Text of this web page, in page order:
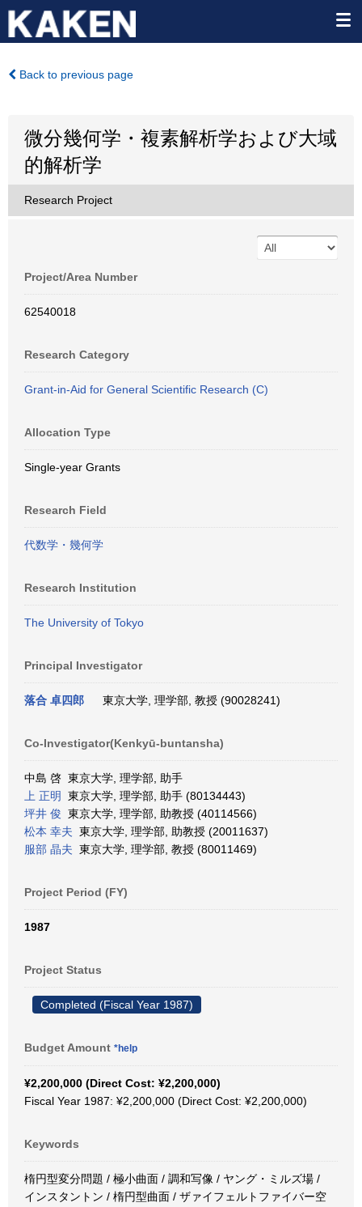
Back to previous page
微分幾何学・複素解析学および大域
的解析学
Research Project
Project/Area Number
62540018
Research Category
Grant-in-Aid for General Scientific Research (C)
Allocation Type
Single-year Grants
Research Field
代数学・幾何学
Research Institution
The University of Tokyo
Principal Investigator
落合 卓四郎 東京大学, 理学部, 教授 (90028241)
Co-Investigator(Kenkyū-buntansha)
中島 啓 東京大学, 理学部, 助手
上 正明
東京大学, 理学部, 助手 (80134443)
坪井 俊 東京大学, 理学部, 助教授 (40114566)
松本 幸夫 東京大学, 理学部, 助教授 (20011637)
服部 晶夫 東京大学, 理学部, 教授 (80011469)
Project Period (FY)
1987
Project Status
Completed (Fiscal Year 1987)
Budget Amount *help
¥2,200,000 (Direct Cost: ¥2,200,000)
Fiscal Year 1987: ¥2,200,000 (Direct Cost: ¥2,200,000)
Keywords
楕円型変分問題 / 極小曲面 / 調和写像 / ヤング・ミルズ場 /
インスタントン / 楕円型曲面 / ザァイフェルトファイバー空